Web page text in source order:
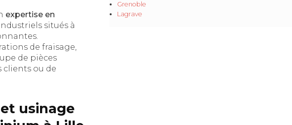
expertise en
situés à
de fraisage,
de pièces
ou de
usinage
Grenoble
Lagrave